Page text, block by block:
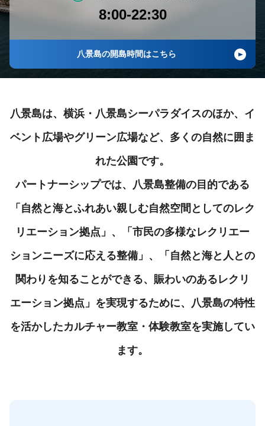
8:00-22:30
八景島の開島時間はこちら
八景島は、横浜・八景島シーパラダイスのほか、イ
ベント広場やグリーン広場など、多くの自然に囲ま
れた公園です。
パートナーシップでは、八景島整備の目的である
「自然と海とふれあい親しむ自然空間としてのレク
リエーション拠点」、「市民の多様なレクリエー
ションニーズに応える整備」、「自然と海と人との
関わりを知ることができる、賑わいのあるレクリ
エーション拠点」を実現するために、八景島の特性
を活かしたカルチャー教室・体験教室を実施してい
ます。